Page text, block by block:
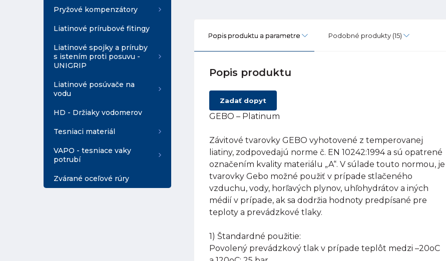
Pryžové kompenzátory
Liatinové prírubové fitingy
Liatinové spojky a príruby
s istením proti posuvu -
UNIGRIP
Liatinové posúvače na
vodu
HD - Držiaky vodomerov
Tesniaci materiál
VAPO - tesniace vaky
potrubí
Zvárané oceľové rúry
Popis produktu a parametre Podobné produkty (15)
Popis produktu
Zadať dopyt
GEBO – Platinum
Závitové tvarovky GEBO vyhotovené z temperovanej
liatiny, zodpovedajú norme č. EN 10242:1994 a sú opatrené
označením kvality materiálu „A“. V súlade touto normou, je
tvarovky Gebo možné použiť v prípade stlačeného
vzduchu, vody, horľavých plynov, uhľohydrátov a iných
médií v prípade, ak sa dodržia hodnoty predpísané pre
teploty a prevádzkové tlaky.
1) Štandardné použitie:
Povolený prevádzkový tlak v prípade teplôt medzi –20oC